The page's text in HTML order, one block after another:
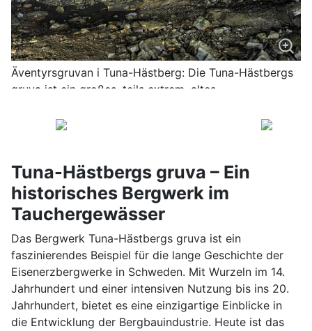
Äventyrsgruvan i Tuna-Hästberg: Die Tuna-Hästbergs
gruva ist ein großes, teils extrem, altes
Tuna-Hästbergs gruva – Ein
historisches Bergwerk im
Tauchergewässer
Das Bergwerk Tuna-Hästbergs gruva ist ein
faszinierendes Beispiel für die lange Geschichte der
Eisenerzbergwerke in Schweden. Mit Wurzeln im 14.
Jahrhundert und einer intensiven Nutzung bis ins 20.
Jahrhundert, bietet es eine einzigartige Einblicke in
die Entwicklung der Bergbauindustrie. Heute ist das